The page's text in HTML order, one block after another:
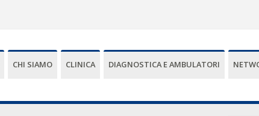
CHI SIAMO CLINICA DIAGNOSTICA E AMBULATORI